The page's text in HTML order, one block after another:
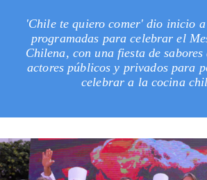
'Chile te quiero comer' dio inicio
programadas para celebrar el
Chilena, con una fiesta de sabores
actores públicos y privados para
celebrar a la cocina